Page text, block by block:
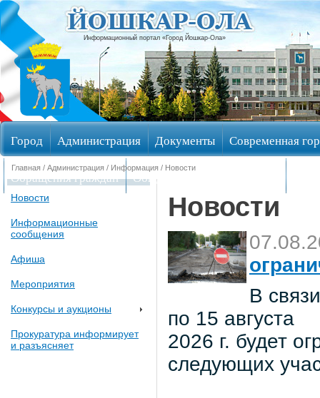
Информационный портал «Город Йошкар-Ола»
Город Администрация Документы Современная
Обращения граждан Общественные обсуждения
Главная / Администрация / Информация / Новости
Новости
Информационные
сообщения
Афиша
Мероприятия
Конкурсы и аукционы
Прокуратура информирует
и разъясняет
Новости
В
по 15 августа
2026 г. будет
следующих